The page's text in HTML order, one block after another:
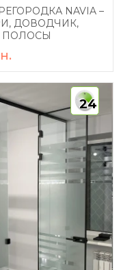
NAVIA –
ДОВОДЧИК,
ПОЛОСЫ
24